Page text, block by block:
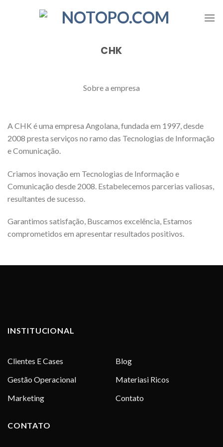
CHK
Sobre a empresa
A CHK é uma empresa Angolana, fundada em 1997, desde
2008 presta serviços no ramo das Tecnologias de Informação
e Comunicação.
Criamos inovação em Tecnologias de Informação e
Comunicação desde 2008. Estabelecemos parcerias valiosas,
resultantes de sucesso.
Garantimos satisfação, Buscamos excelência, Estamos
comprometidos em apresentar resultados positivos.
INSTITUCIONAL
Clientes E Cases
Gestão Operacional
Marketing
Blog
Materiasi Ricos
Contato
CONTATO